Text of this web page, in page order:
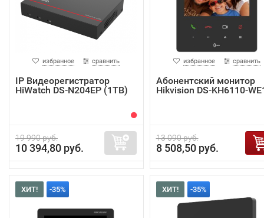
избранное сравнить
IP Видеорегистратор
HiWatch DS-N204EP (1TB)
19 990 руб.
10 394,80 руб.
избранное сравнить
Абонентский монитор
Hikvision DS-KH6110-
13 090 руб.
8 508,50 руб.
ХИТ! -35% ХИТ! -35%